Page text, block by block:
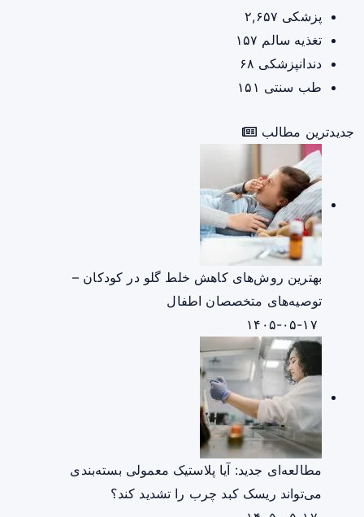
پزشکی ۲,۶۵۷
تغذیه سالم ۱۵۷
دندانپزشکی ۶۸
طب سنتی ۱۵۱
جدیدترین مطالب
بهترین روش‌های کاهش خلط گلو در کودکان –
توصیه‌های متخصصان اطفال
مطالعه‌ای جدید: آیا پلاستیک معمولی بسته‌بندی
می‌تواند ریسک کبد چرب را تشدید کند؟